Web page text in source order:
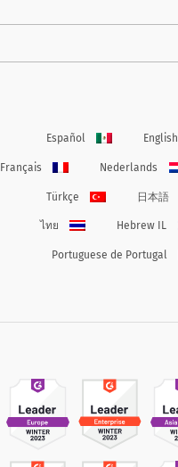
English
Español
Nederlands
Français
日本語
Türkçe
Hebrew IL
ไทย
Portuguese de Portugal